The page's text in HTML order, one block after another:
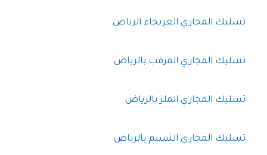
تسليك المجاري العريجاء الرياض
تسليك المجاري المرقب بالرياض
تسليك المجاري الملز بالرياض
تسليك المجاري النسيم بالرياض